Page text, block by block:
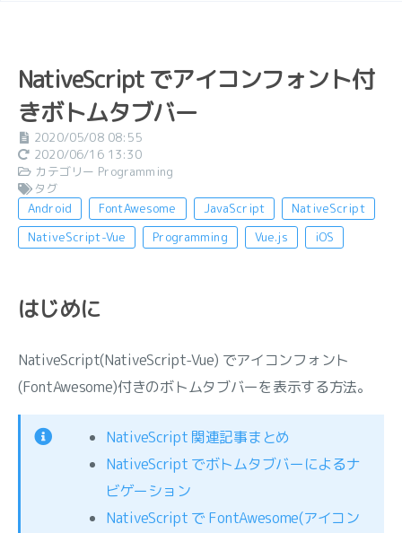
NativeScript でアイコンフォント付
きボトムタブバー
2020/05/08 08:55
2020/06/16 13:30
カテゴリー Programming
タグ
Android
FontAwesome JavaScript
NativeScript
NativeScript-Vue
Programming Vue.js iOS
はじめに
NativeScript(NativeScript-Vue) でアイコンフォント
(FontAwesome)付きのボトムタブバーを表示する方法。
NativeScript 関連記事まとめ
NativeScript でボトムタブバーによるナ
ビゲーション
NativeScript で FontAwesome(アイコン